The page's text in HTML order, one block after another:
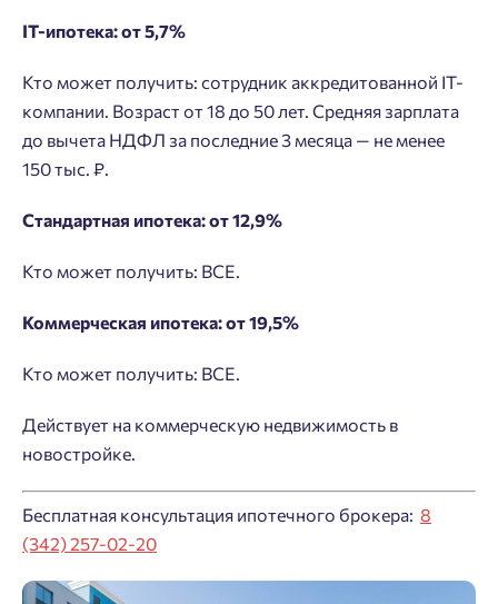
IT-ипотека: от 5,7%
Кто может получить: сотрудник аккредитованной IT-
компании. Возраст от 18 до 50 лет. Средняя зарплата
до вычета НДФЛ за последние 3 месяца — не менее
150 тыс. ₽.
Стандартная ипотека: от 12,9%
Кто может получить: ВСЕ.
Коммерческая ипотека: от 19,5%
Кто может получить: ВСЕ.
Действует на коммерческую недвижимость в
новостройке.
Бесплатная консультация ипотечного брокера: 8
(342) 257-02-20